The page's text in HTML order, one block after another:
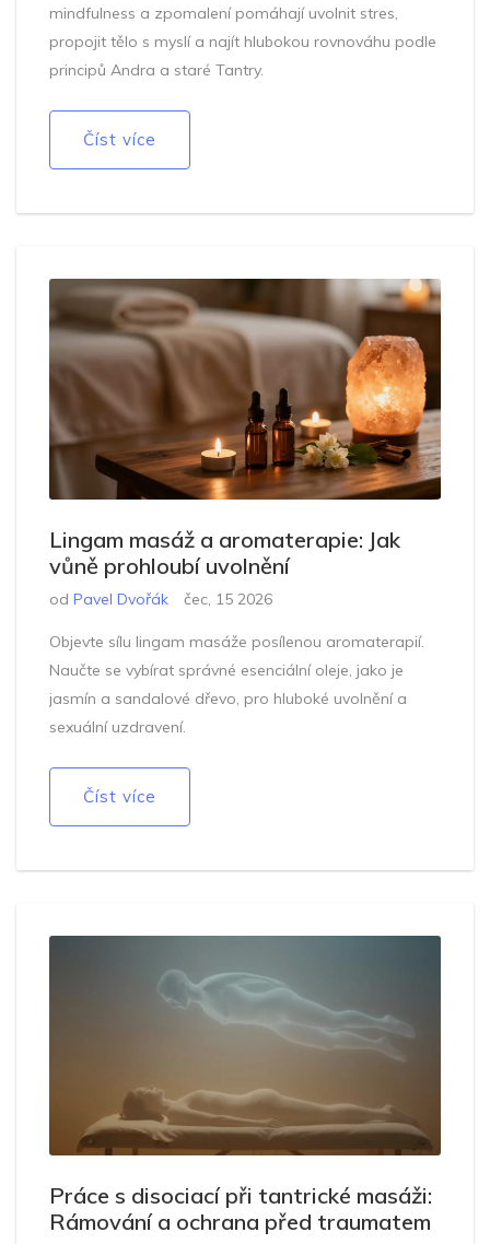
mindfulness a zpomalení pomáhají uvolnit stres,
propojit tělo s myslí a najít hlubokou rovnováhu podle
principů Andra a staré Tantry.
Číst více
Lingam masáž a aromaterapie: Jak
vůně prohloubí uvolnění
od Pavel Dvořák čec, 15 2026
Objevte sílu lingam masáže posílenou aromaterapií.
Naučte se vybírat správné esenciální oleje, jako je
jasmín a sandalové dřevo, pro hluboké uvolnění a
sexuální uzdravení.
Číst více
Práce s disociací při tantrické masáži:
Rámování a ochrana před traumatem